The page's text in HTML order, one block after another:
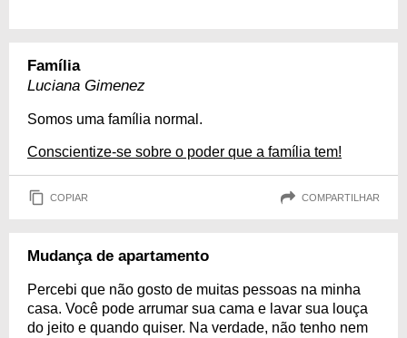
Família
Luciana Gimenez
Somos uma família normal.
Conscientize-se sobre o poder que a família tem!
COPIAR COMPARTILHAR
Mudança de apartamento
Percebi que não gosto de muitas pessoas na minha
casa. Você pode arrumar sua cama e lavar sua louça
do jeito e quando quiser. Na verdade, não tenho nem